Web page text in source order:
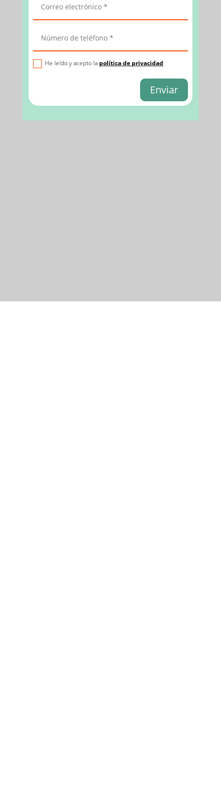
He leído y acepto la política de privacidad
Enviar